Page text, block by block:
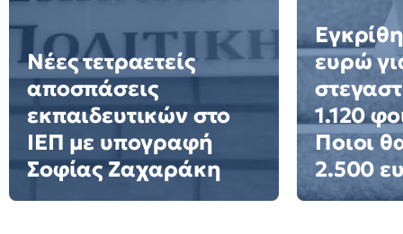
Νέες τετραετείς
αποσπάσεις
εκπαιδευτικών στο
ΙΕΠ με υπογραφή
Σοφίας Ζαχαράκη
ευρώ
1.120
Ποιοι
2.500